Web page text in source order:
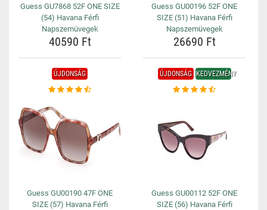
Guess GU7868 52F ONE SIZE
(54) Havana Férfi
Napszemüvegek
40590 Ft
Guess GU00196 52F ONE
SIZE (51) Havana Férfi
Napszemüvegek
26690 Ft
ÚJDONSÁG
Guess GU00190 47F ONE
SIZE (57) Havana Férfi
ÚJDONSÁG KEDVEZMÉNY
Guess GU00112 52F ONE
SIZE (56) Havana Férfi